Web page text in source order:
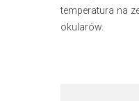
temperatura na
okularów.